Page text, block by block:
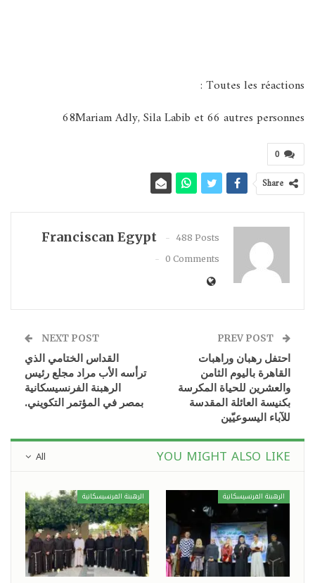
Toutes les réactions :
68Mariam Adly, Sila Labib et 66 autres personnes
0
Share
Franciscan Egypt
488 Posts
0 Comments
احتفل رهبان وراهبات
القاهرة باليوم الثامن
والعشرين للحياة المكرسة
بكنيسة العائلة المقدسة
للآباء اليسوعيّين
NEXT POST
القداس الختامي الذي
ترأسه الأب مراد مجلع رئيس
الرهبنة الفرنسيسكانية
بمصر في المؤتمر التكويني.
All YOU MIGHT ALSO LIKE
الرهبنة الفرنسيسكانية الرهبنة الفرنسيسكانية